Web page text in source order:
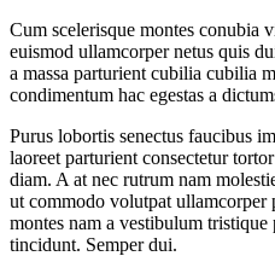
Cum scelerisque montes conubia
euismod ullamcorper netus quis
a massa parturient cubilia cubilia
condimentum hac egestas a
Purus lobortis senectus faucibus
laoreet parturient consectetur
diam. A at nec rutrum nam
ut commodo volutpat ullamcorper
montes nam a vestibulum
tincidunt. Semper dui.